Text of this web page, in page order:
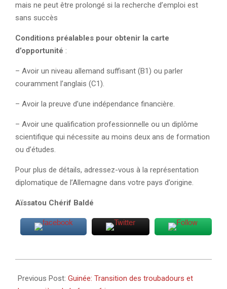
mais ne peut être prolongé si la recherche d’emploi est
sans succès
Conditions préalables pour obtenir la carte
d’opportunité :
– Avoir un niveau allemand suffisant (B1) ou parler
couramment l’anglais (C1).
– Avoir la preuve d’une indépendance financière.
– Avoir une qualification professionnelle ou un diplôme
scientifique qui nécessite au moins deux ans de formation
ou d’études.
Pour plus de détails, adressez-vous à la représentation
diplomatique de l’Allemagne dans votre pays d’origine.
Aïssatou Chérif Baldé
11-
Previous Post: Guinée: Transition des troubadours et